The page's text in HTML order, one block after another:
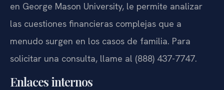
en George Mason University, le permite analizar
las cuestiones financieras complejas que a
menudo surgen en los casos de familia. Para
solicitar una consulta, llame al (888) 437-7747.
Enlaces internos